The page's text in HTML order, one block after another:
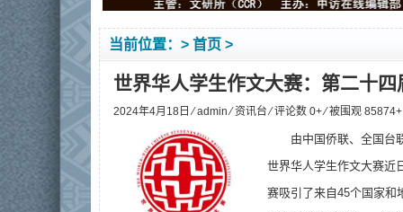
当前位置：> 首页 >
世界华人学生作文大赛：第二十
2024年4月18日 ⁄admin⁄资讯台⁄ 评论数 0+ ⁄ 被围观 85874+
由中国侨联、全国台
世界华人学生作文大赛近
赛吸引了来自45个国家和